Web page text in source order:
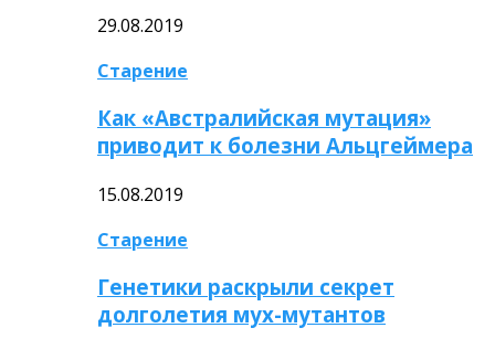
29.08.2019
Старение
Как «Австралийская мутация»
приводит к болезни Альцгеймера
15.08.2019
Старение
Генетики раскрыли секрет
долголетия мух-мутантов